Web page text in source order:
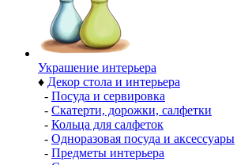
Украшение интерьера
♦ Декор стола и интерьера
- Посуда и сервировка
- Скатерти, дорожки, салфетки
- Кольца для салфеток
- Одноразовая посуда и аксессуары
- Предметы интерьера